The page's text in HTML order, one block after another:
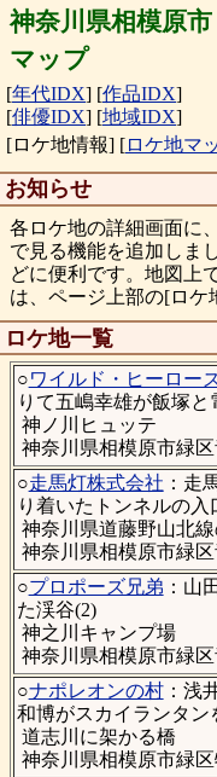
神奈川県相模原
マップ
[年代IDX] [作品IDX]
[俳優IDX] [地域IDX]
[ロケ地情報] [ロケ地マ
お知らせ
各ロケ地の詳細画面に、
で見る機能を追加しま
どに便利です。地図上
は、ページ上部の[ロケ
ロケ地一覧
○ワイルド・ヒーロー
りて五嶋幸雄が飯塚
神ノ川ヒュッテ
神奈川県相模原市緑
○走馬灯株式会社 ：走
り着いたトンネルの入
神奈川県道藤野山北
神奈川県相模原市緑
○プロポーズ兄弟 ：山
た渓谷(2)
神之川キャンプ場
神奈川県相模原市緑
○ナポレオンの村：浅
和博がスカイランタン
道志川に架かる橋
神奈川県相模原市緑